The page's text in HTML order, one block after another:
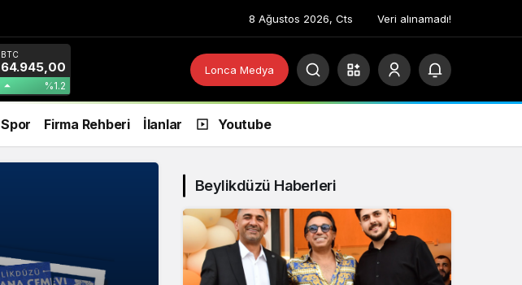
8 Ağustos 2026, Cts Veri alınamadı!
BTC
64.945,00
%1.2
Lonca Medya
Spor Firma Rehberi İlanlar Youtube
Beylikdüzü Haberleri